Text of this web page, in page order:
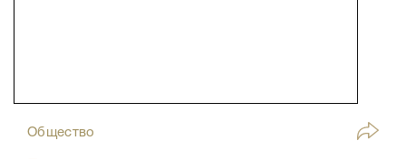
Общество